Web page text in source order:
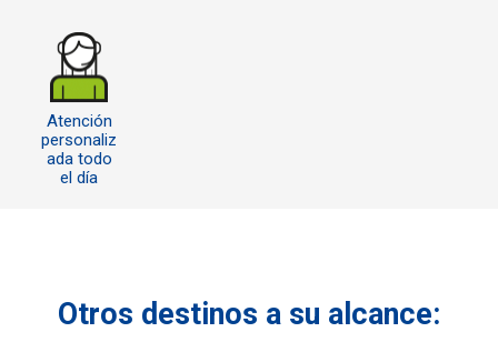
Atención
personaliz
ada todo
el día
Otros destinos a su alcance: